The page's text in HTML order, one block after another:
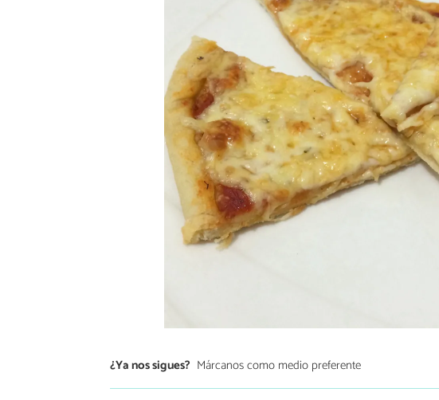
¿Ya nos sigues? Márcanos como medio preferente